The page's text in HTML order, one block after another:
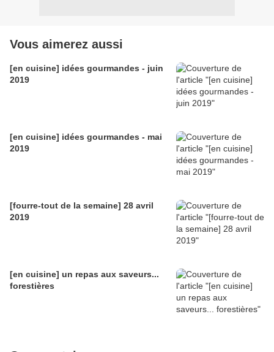
Vous aimerez aussi
[en cuisine] idées gourmandes - juin
2019
[en cuisine] idées gourmandes - mai
2019
[fourre-tout de la semaine] 28 avril
2019
[en cuisine] un repas aux saveurs...
forestières